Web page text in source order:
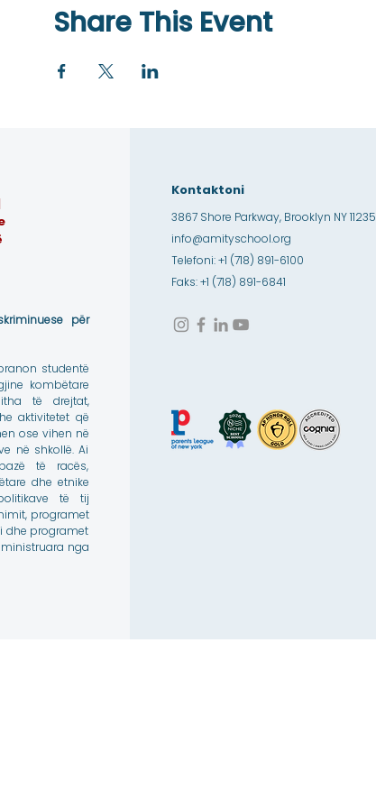
Share This Event
për
studentë
kombëtare
të drejtat,
aktivitetet që
ose vihen në
në shkollë. Ai
të racës,
dhe etnike
të tij
programet
dhe programet
nga
Kontaktoni
3867 Shore Parkway, Brooklyn NY 11235
info@amityschool.org
Telefoni: +1 (718) 891-6100
Faks: +1 (718) 891-6841